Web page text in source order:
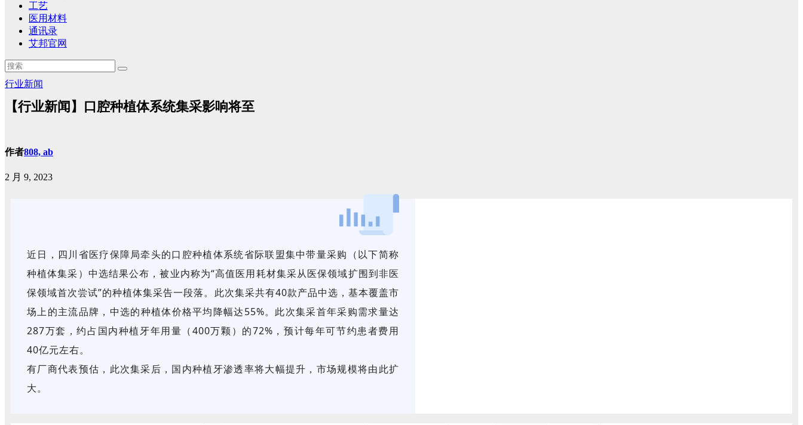
工艺
医用材料
通讯录
艾邦官网
行业新闻
【行业新闻】口腔种植体系统集采影响将至
作者808, ab
2 月 9, 2023
近日，四川省医疗保障局牵头的口腔种植体系统省际联盟集中带量采购（以下简称
种植体集采）中选结果公布，被业内称为“高值医用耗材集采从医保领域扩围到非医
保领域首次尝试”的种植体集采告一段落。此次集采共有40款产品中选，基本覆盖市
场上的主流品牌，中选的种植体价格平均降幅达55%。此次集采首年采购需求量达
287万套，约占国内种植牙年用量（400万颗）的72%，预计每年可节约患者费用
40亿元左右。
有厂商代表预估，此次集采后，国内种植牙渗透率将大幅提升，市场规模将由此扩
大。